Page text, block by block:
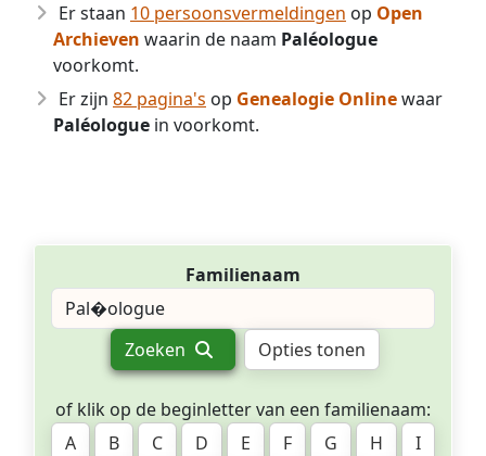
Er staan 10 persoonsvermeldingen op Open
Archieven waarin de naam Paléologue
voorkomt.
Er zijn 82 pagina's op Genealogie Onlinewaar
Paléologue in voorkomt.
Familienaam
Zoeken Opties tonen
of klik op de beginletter van een familienaam:
A
B C D E F G H
I